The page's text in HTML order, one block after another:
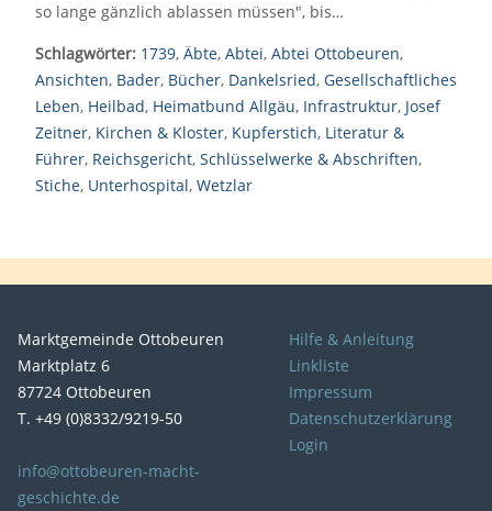
so lange gänzlich ablassen müssen", bis…
Schlagwörter: 1739, Äbte, Abtei, Abtei Ottobeuren,
Ansichten, Bader, Bücher, Dankelsried, Gesellschaftliches
Leben, Heilbad, Heimatbund Allgäu, Infrastruktur, Josef
Zeitner, Kirchen & Kloster, Kupferstich, Literatur &
Führer, Reichsgericht, Schlüsselwerke & Abschriften,
Stiche, Unterhospital, Wetzlar
Marktgemeinde Ottobeuren
Marktplatz 6
87724 Ottobeuren
T. +49 (0)8332/9219-50
info@ottobeuren-macht-
geschichte.de
Hilfe & Anleitung
Linkliste
Impressum
Datenschutzerklärung
Login